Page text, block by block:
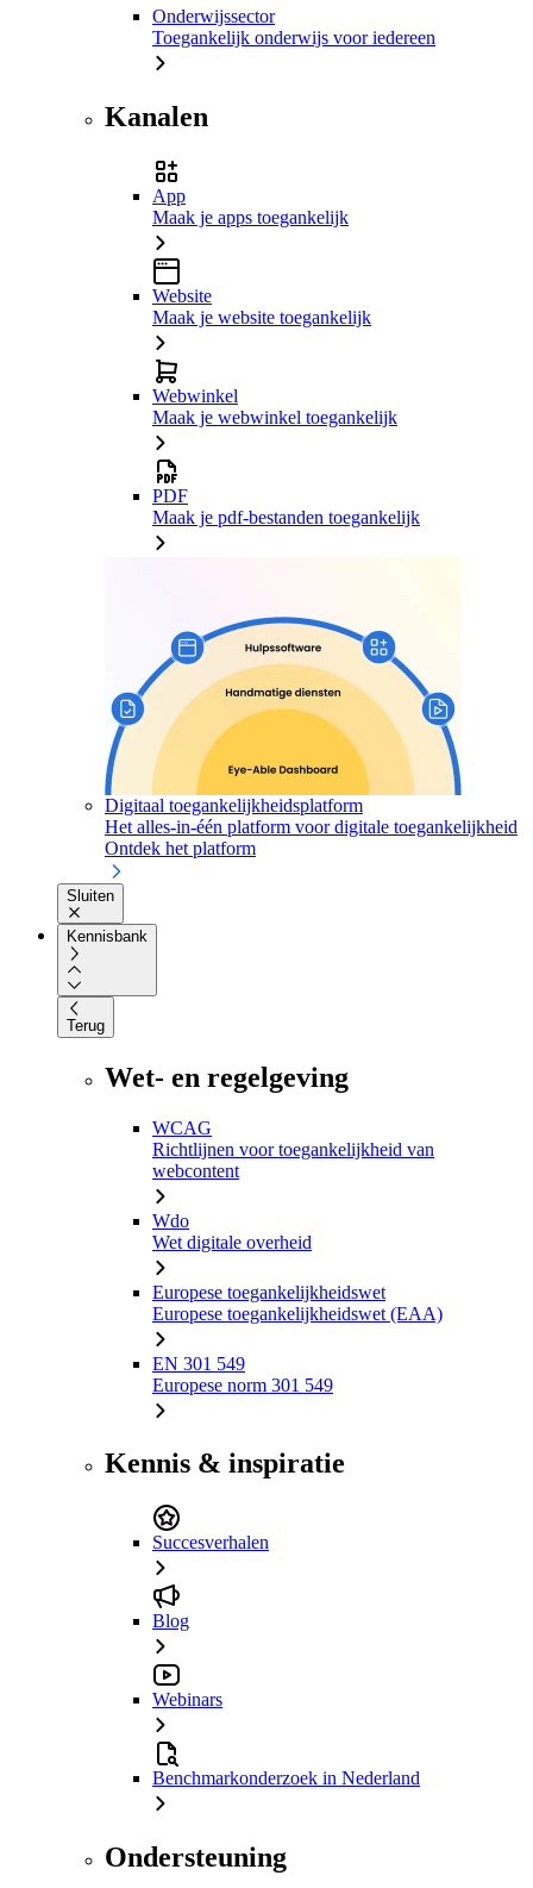
Onderwijssector
Toegankelijk onderwijs voor iedereen
Kanalen
App
Maak je apps toegankelijk
Website
Maak je website toegankelijk
Webwinkel
Maak je webwinkel toegankelijk
PDF
Maak je pdf-bestanden toegankelijk
Digitaal toegankelijkheidsplatform
Het alles-in-één platform voor digitale toegankelijkheid
Ontdek het platform
Sluiten
Kennisbank
Terug
Wet- en regelgeving
WCAG
Richtlijnen voor toegankelijkheid van
webcontent
Wdo
Wet digitale overheid
Europese toegankelijkheidswet
Europese toegankelijkheidswet (EAA)
EN 301 549
Europese norm 301 549
Kennis & inspiratie
Succesverhalen
Blog
Webinars
Benchmarkonderzoek in Nederland
Ondersteuning